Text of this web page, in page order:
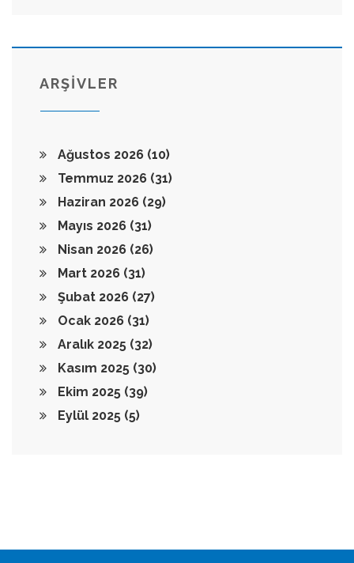
ARŞİVLER
Ağustos 2026 (10)
Temmuz 2026 (31)
Haziran 2026 (29)
Mayıs 2026 (31)
Nisan 2026 (26)
Mart 2026 (31)
Şubat 2026 (27)
Ocak 2026 (31)
Aralık 2025 (32)
Kasım 2025 (30)
Ekim 2025 (39)
Eylül 2025 (5)